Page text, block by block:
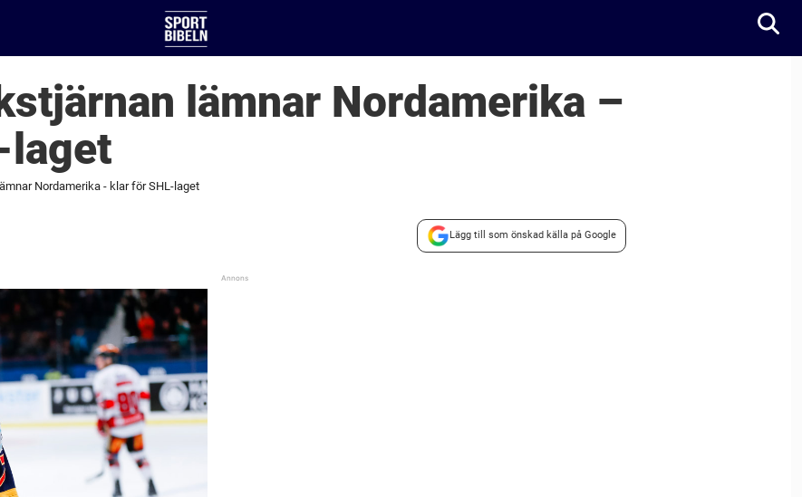
lämnar Nordamerika –
laget
Nordamerika - klar för SHL-laget
Lägg till som önskad källa på Google